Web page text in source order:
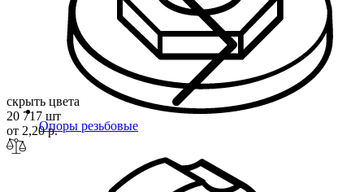
Опоры резьбовые
скрыть цвета
20 717 шт
от 2,20 р.